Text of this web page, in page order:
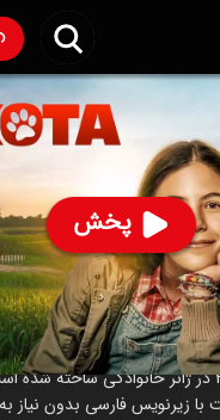
پخشرده سنی ۱۳+
فیلم داکوتا در سال 2022 در ژانر خانوادگی